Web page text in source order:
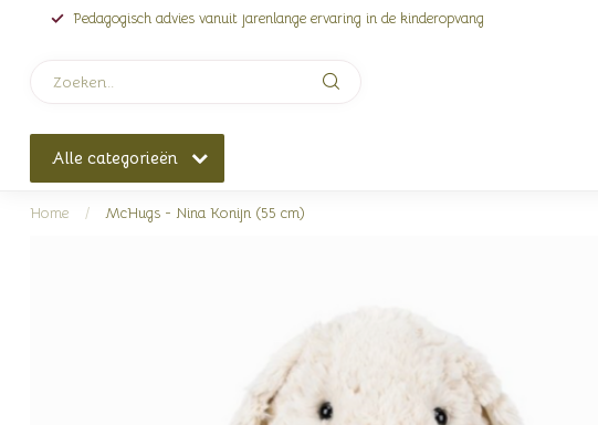
Pedagogisch advies vanuit jarenlange ervaring in de kinderopvang
Alle categorieën
Home / McHugs - Nina Konijn (55 cm)